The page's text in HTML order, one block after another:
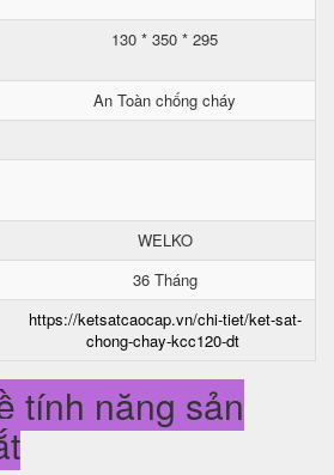
130 * 350 * 295
An Toàn chống cháy
WELKO
36 Tháng
https://ketsatcaocap.vn/chi-tiet/ket-sat-
chong-chay-kcc120-dt
tính năng sản